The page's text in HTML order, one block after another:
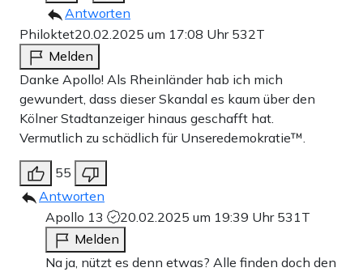
Antworten
Philoktet20.02.2025 um 17:08 Uhr 532T
Melden
Danke Apollo! Als Rheinländer hab ich mich
gewundert, dass dieser Skandal es kaum über den
Kölner Stadtanzeiger hinaus geschafft hat.
Vermutlich zu schädlich für Unseredemokratie™.
55
Antworten
Apollo 13
20.02.2025 um 19:39 Uhr 531T
Melden
Na ja, nützt es denn etwas? Alle finden doch den